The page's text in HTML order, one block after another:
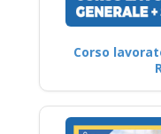
Corso